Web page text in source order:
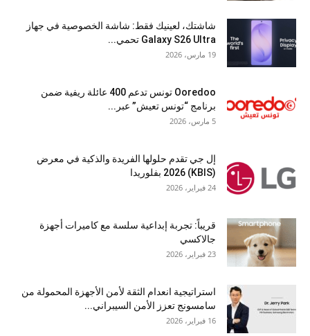
شاشتك، لعينيك فقط: شاشة الخصوصية في جهاز
Galaxy S26 Ultra تحمي...
19 مارس، 2026
Ooredoo تونس تدعم 400 عائلة ريفية ضمن
برنامج “تونس تعيش” عبر...
5 مارس، 2026
إل جي تقدم حلولها الفريدة والذكية في معرض
(KBIS) 2026 بفلوريدا
24 فبراير، 2026
قريباً: تجربة إبداعية سلسة مع كاميرات أجهزة
جالاكسي
23 فبراير، 2026
استراتيجية انعدام الثقة لأمن الأجهزة المحمولة من
سامسونج تعزز الأمن السيبراني...
16 فبراير، 2026